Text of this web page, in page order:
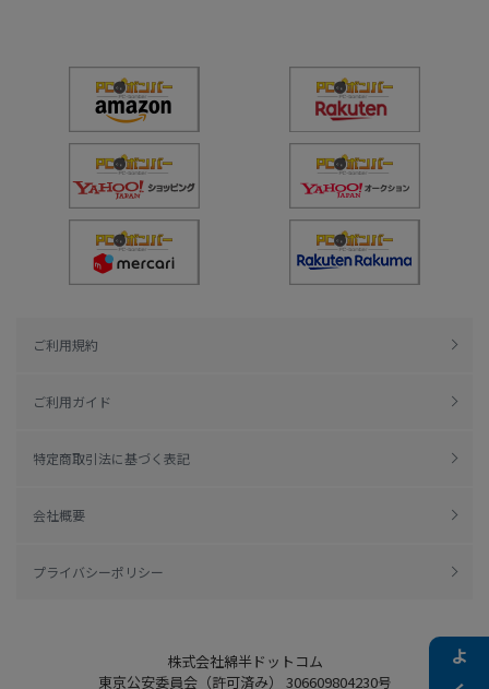
ご利用規約
ご利用ガイド
特定商取引法に基づく表記
会社概要
プライバシーポリシー
株式会社綿半ドットコム
東京公安委員会（許可済み） 306609804230号